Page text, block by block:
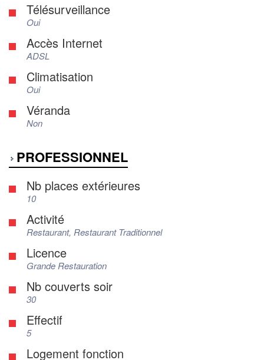
Télésurveillance
Oui
Accès Internet
ADSL
Climatisation
Oui
Véranda
Non
PROFESSIONNEL
Nb places extérieures
10
Activité
Restaurant, Restaurant Traditionnel
Licence
Grande Restauration
Nb couverts soir
30
Effectif
5
Logement fonction